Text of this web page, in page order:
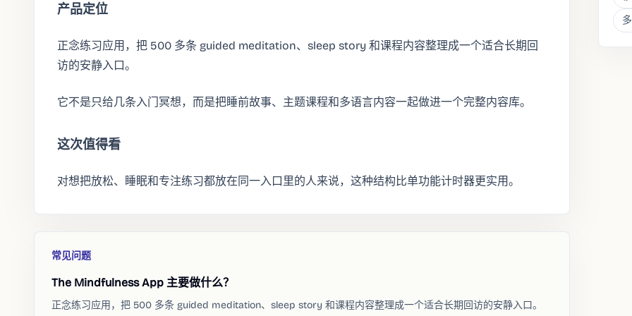
产品定位
正念练习应用，把 500 多条 guided meditation、sleep story 和课程内容整理成一个适合长期回
访的安静入口。
它不是只给几条入门冥想，而是把睡前故事、主题课程和多语言内容一起做进一个完整内容库。
这次值得看
对想把放松、睡眠和专注练习都放在同一入口里的人来说，这种结构比单功能计时器更实用。
常见问题
The Mindfulness App 主要做什么？
正念练习应用，把 500 多条 guided meditation、sleep story 和课程内容整理成一个适合长期回访的安静入口。